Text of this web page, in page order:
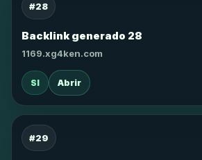
#28
Backlink generado 28
1169.xg4ken.com
SI Abrir
#29